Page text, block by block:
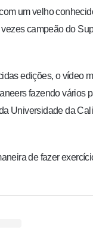
um velho
campeão do
edições, o vídeo
fazendo vários
Universidade da
de fazer